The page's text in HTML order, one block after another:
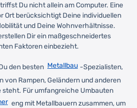
Du nicht allein am Computer. Eine
Ort berücksichtigt Deine individuellen
und Deine Wohnverhältnisse.
Dir ein maßgeschneidertes
Faktoren einbezieht.
den besten Metallbau -Spezialisten,
von Rampen, Geländern und anderen
steht. Für umfangreiche Umbauten
eng mit Metallbauern zusammen, um